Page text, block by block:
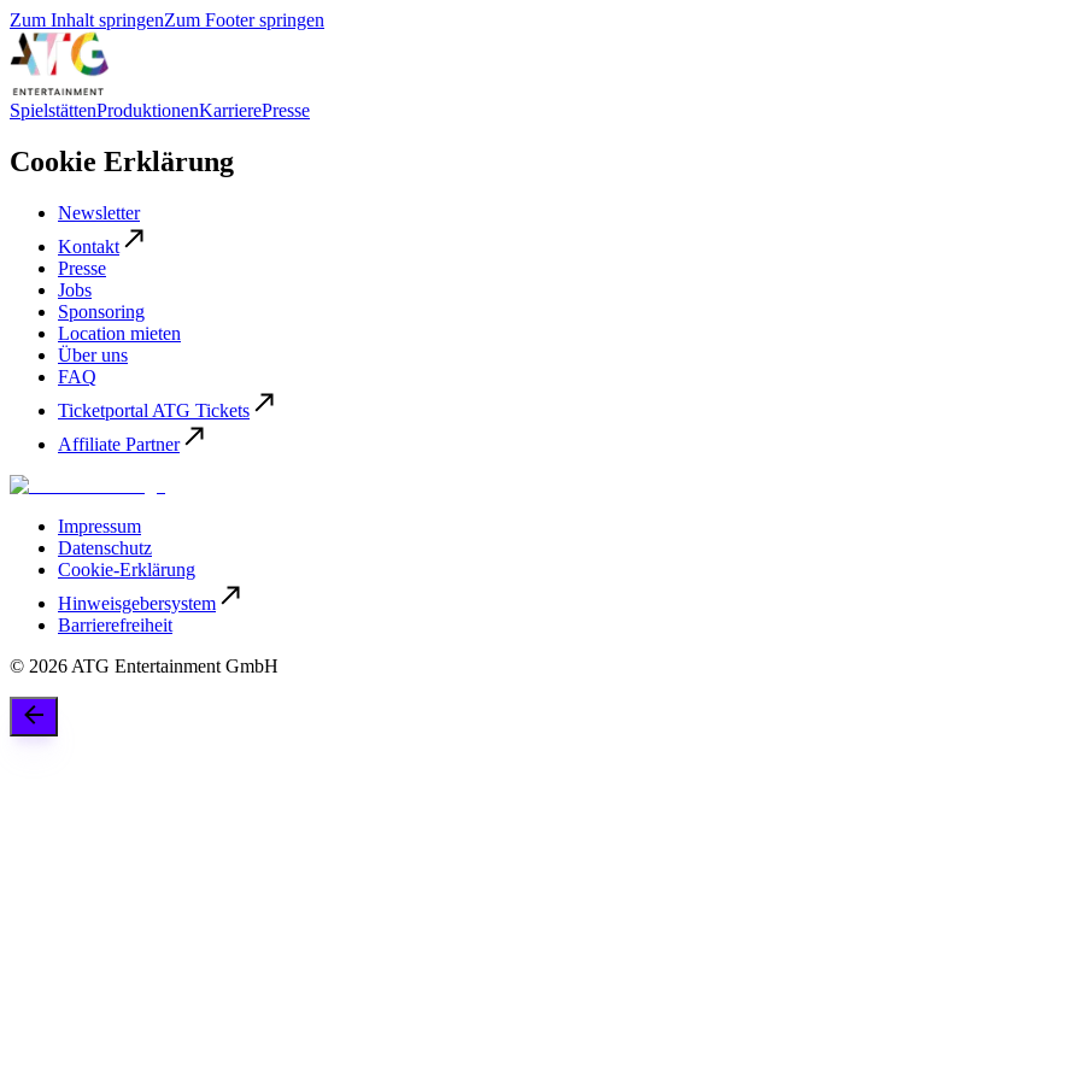
Zum Inhalt springenZum Footer springen
SpielstättenProduktionenKarrierePresse
Cookie Erklärung
Newsletter
Kontakt
Presse
Jobs
Sponsoring
Location mieten
Über uns
FAQ
Ticketportal ATG Tickets
Affiliate Partner
Impressum
Datenschutz
Cookie-Erklärung
Hinweisgebersystem
Barrierefreiheit
© 2026 ATG Entertainment GmbH